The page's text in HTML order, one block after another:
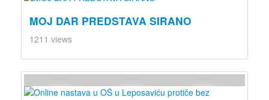
MOJ DAR PREDSTAVA SIRANO
1211 views